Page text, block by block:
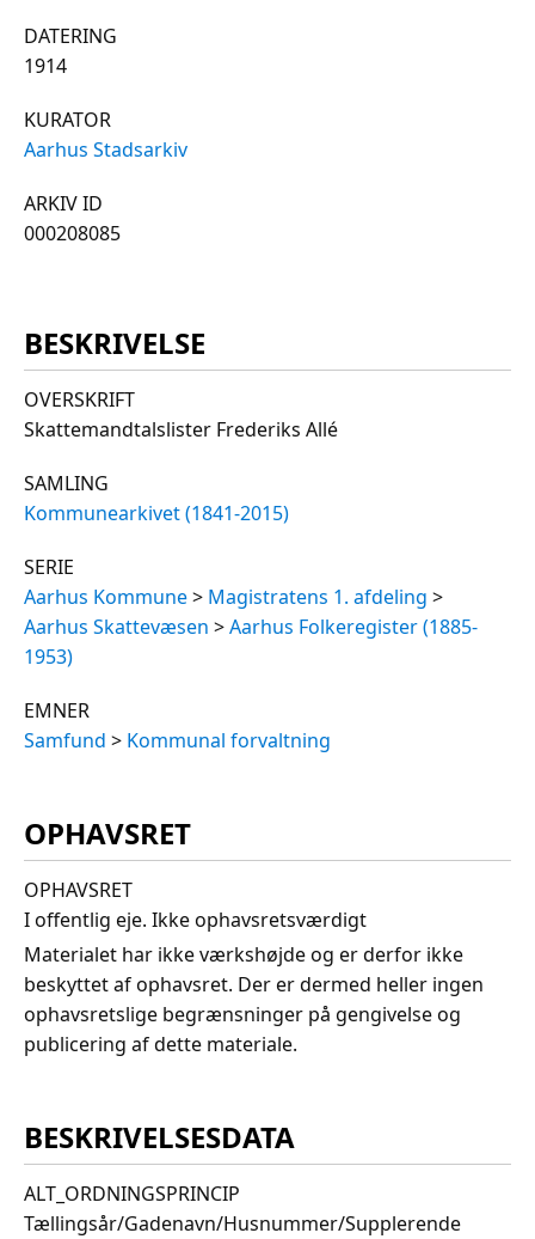
DATERING
1914
KURATOR
Aarhus Stadsarkiv
ARKIV ID
000208085
BESKRIVELSE
OVERSKRIFT
Skattemandtalslister Frederiks Allé
SAMLING
Kommunearkivet (1841-2015)
SERIE
Aarhus Kommune> Magistratens 1. afdeling >
Aarhus Skattevæsen >Aarhus Folkeregister (1885-
1953)
EMNER
Samfund > Kommunal forvaltning
OPHAVSRET
OPHAVSRET
I offentlig eje. Ikke ophavsretsværdigt
Materialet har ikke værkshøjde og er derfor ikke
beskyttet af ophavsret. Der er dermed heller ingen
ophavsretslige begrænsninger på gengivelse og
publicering af dette materiale.
BESKRIVELSESDATA
ALT_ORDNINGSPRINCIP
Tællingsår/Gadenavn/Husnummer/Supplerende